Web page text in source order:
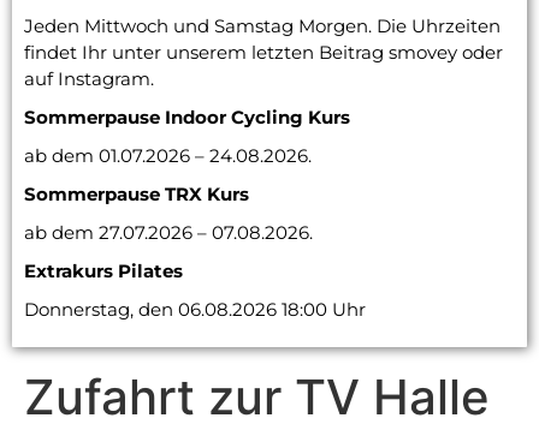
Jeden Mittwoch und Samstag Morgen. Die Uhrzeiten
findet Ihr unter unserem letzten Beitrag smovey oder
auf Instagram.
Sommerpause Indoor Cycling Kurs
ab dem 01.07.2026 – 24.08.2026.
Sommerpause TRX Kurs
ab dem 27.07.2026 – 07.08.2026.
Extrakurs Pilates
Donnerstag, den 06.08.2026 18:00 Uhr
Zufahrt zur TV Halle